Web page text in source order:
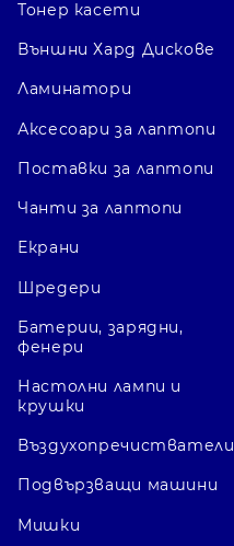
Тонер касети
Външни Хард Дискове
Ламинатори
Аксесоари за лаптопи
Поставки за лаптопи
Чанти за лаптопи
Екрани
Шредери
Батерии, зарядни,
фенери
Настолни лампи и
крушки
Въздухопречистватели
Подвързващи машини
Мишки